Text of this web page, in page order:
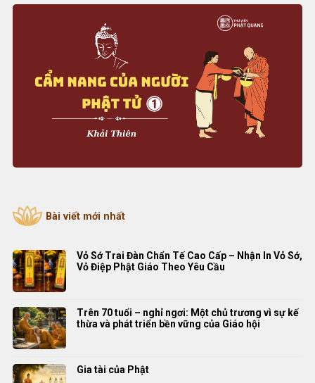
Bài viết mới nhất
Vỏ Sớ Trai Đàn Chẩn Tế Cao Cấp – Nhận In Vỏ Sớ,
Vỏ Điệp Phật Giáo Theo Yêu Cầu
Trên 70 tuổi – nghỉ ngơi: Một chủ trương vì sự kế
thừa và phát triển bền vững của Giáo hội
Gia tài của Phật